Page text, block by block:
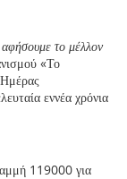
το μέλλον
«Το
εννέα χρόνια
119000 για